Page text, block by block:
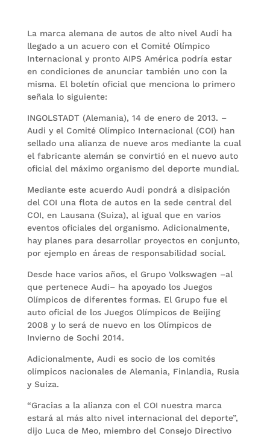
La marca alemana de autos de alto nivel Audi ha
llegado a un acuero con el Comité Olímpico
Internacional y pronto AIPS América podría estar
en condiciones de anunciar también uno con la
misma. El boletín oficial que menciona lo primero
señala lo siguiente:
INGOLSTADT (Alemania), 14 de enero de 2013. –
Audi y el Comité Olímpico Internacional (COI) han
sellado una alianza de nueve aros mediante la cual
el fabricante alemán se convirtió en el nuevo auto
oficial del máximo organismo del deporte mundial.
Mediante este acuerdo Audi pondrá a disipación
del COI una flota de autos en la sede central del
COI, en Lausana (Suiza), al igual que en varios
eventos oficiales del organismo. Adicionalmente,
hay planes para desarrollar proyectos en conjunto,
por ejemplo en áreas de responsabilidad social.
Desde hace varios años, el Grupo Volkswagen –al
que pertenece Audi– ha apoyado los Juegos
Olímpicos de diferentes formas. El Grupo fue el
auto oficial de los Juegos Olímpicos de Beijing
2008 y lo será de nuevo en los Olímpicos de
Invierno de Sochi 2014.
Adicionalmente, Audi es socio de los comités
olímpicos nacionales de Alemania, Finlandia, Rusia
y Suiza.
“Gracias a la alianza con el COI nuestra marca
estará al más alto nivel internacional del deporte”,
dijo Luca de Meo, miembro del Consejo Directivo